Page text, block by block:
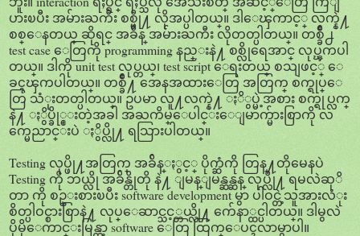
ပားၿပီး အမ်ားႀကီး စစ္ဖို႔ လိုအပ္ပါတယ္။ ဒါေၾကာင့္ လက္နဲ႔
စစ္ေနတယ္ ဆိုရင္ အခ်ိန္ အမ်ားႀကီး လိုတတ္ပါတယ္။ တစ္ခ်ိဳ႕
test case ေတြကို programming နည္းနဲ႔ စစ္လိုရေအာင္ လုပ္ၾကပါ
တယ္။ ဒါကို unit test လုပ္တယ္၊ test script ေရးတယ္ စသျဖင့္ ေ
ခၚၾကပါတယ္။ တစ္ခ်ိဳ႔ အေနအထားေတြ အတြက္ စက္ရုပ္ေ
တြ သံုးတတ္ပါတယ္။ ဥပမာ လူ႔လက္နဲ႔ ႏိွပ္မဲ့အစား စက္ရုပ္လက္
နဲ႔ ႏွိပ္ခို္င္းတဲ့အခါ အႀကိမ္ေပါင္းေျမာက္မ်ားစြာကို လ
က္မေညာင္းပဲ ႏွိပ္လို႔ ရသြားပါတယ္။
Testing လုပ္ဖို႔အတြက္ အခ်ိန္ႏွင့္ ပိုက္ဆံကို တြန္႔တိုမေနပဲ
Testing ကို ဘယ္လို အခ်ိန္တိုတို နဲ႔ ျမန္ျမန္ဆန္ဆန္ လုပ္လို႔ ရမလဲဆုိ
တာ ကို စဥ္းစားၿပီး software development မွာ ပါဝင္တဲ့သူအားလံုး
စိတ္ပါဝင္စားစြာနဲ႔ လုပ္ေဆာင္သင့္တယ္လို႔ က်ေနာ္ထင္ပါတယ္။ ဒါမွလဲ
ပိုမိုေကာင္းမြန္တာ့ software ေတြ ထြက္ေပၚလာမွာပါ။